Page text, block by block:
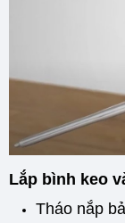
Lắp bình keo
Tháo nắp